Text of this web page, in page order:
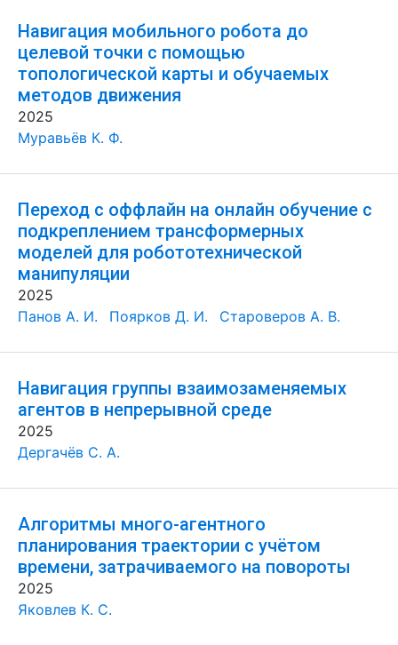
Навигация мобильного робота до
целевой точки с помощью
топологической карты и обучаемых
методов движения
2025
Муравьёв К. Ф.
Переход с оффлайн на онлайн обучение с
подкреплением трансформерных
моделей для робототехнической
манипуляции
2025
Панов А. И.
Поярков Д. И. Староверов А. В.
Навигация группы взаимозаменяемых
агентов в непрерывной среде
2025
Дергачёв С. А.
Алгоритмы много-агентного
планирования траектории с учётом
времени, затрачиваемого на повороты
2025
Яковлев К. С.